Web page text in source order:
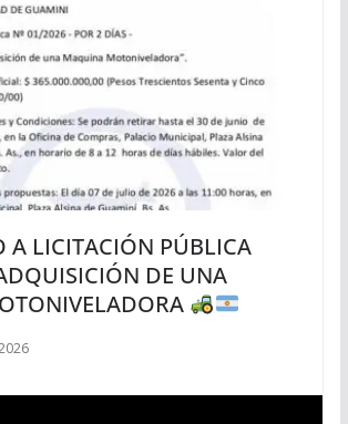
A LICITACIÓN PÚBLICA
DE UNA